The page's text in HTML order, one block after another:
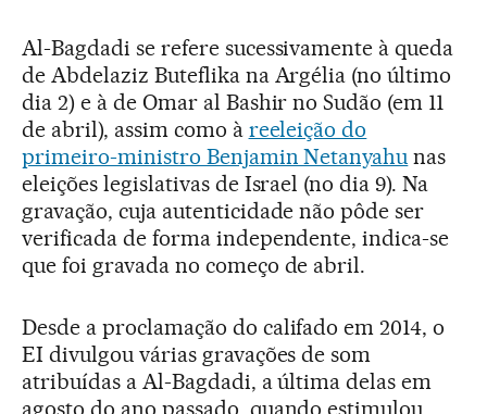
Al-Bagdadi se refere sucessivamente à queda
de Abdelaziz Buteflika na Argélia (no último
dia 2) e à de Omar al Bashir no Sudão (em 11
de abril), assim como à reeleição do
primeiro-ministro Benjamin Netanyahu nas
eleições legislativas de Israel (no dia 9). Na
gravação, cuja autenticidade não pôde ser
verificada de forma independente, indica-se
que foi gravada no começo de abril.
Desde a proclamação do califado em 2014, o
EI divulgou várias gravações de som
atribuídas a Al-Bagdadi, a última delas em
agosto do ano passado, quando estimulou